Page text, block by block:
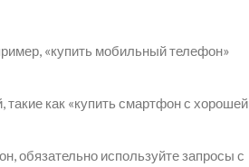
«купить мобильный телефон»
как «купить смартфон с хорошей
обязательно используйте запросы с